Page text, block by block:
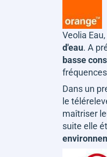
Veolia Eau,
d'eau. A
basse
Dans un
le
maîtriser
suite elle